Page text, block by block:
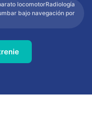
locomotorRadiología
bajo navegación por